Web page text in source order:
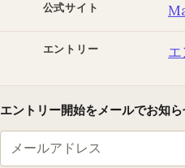
公式サイト
エントリー
エントリー開始をメールでお知